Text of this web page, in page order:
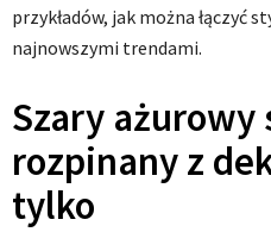
przykładów, jak można łączyć
najnowszymi trendami.
Szary ażurowy
rozpinany z
tylko